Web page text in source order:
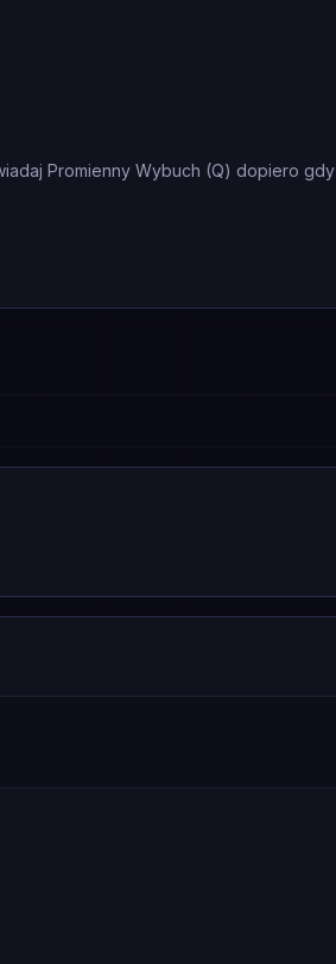
Promienny Wybuch (Q) dopiero gdy